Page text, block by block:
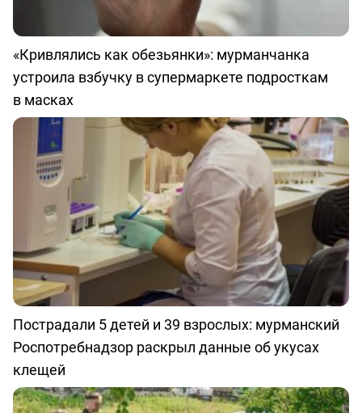
«Кривлялись как обезьянки»: мурманчанка
устроила взбучку в супермаркете подросткам
в масках
Пострадали 5 детей и 39 взрослых: мурманский
Роспотребнадзор раскрыл данные об укусах
клещей